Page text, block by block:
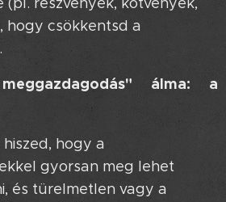
hogy csökkentsd a
álma: a
hogy a
gyorsan meg lehet
és türelmetlen vagy a